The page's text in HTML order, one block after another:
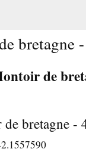
bretagne
de
bretagne -